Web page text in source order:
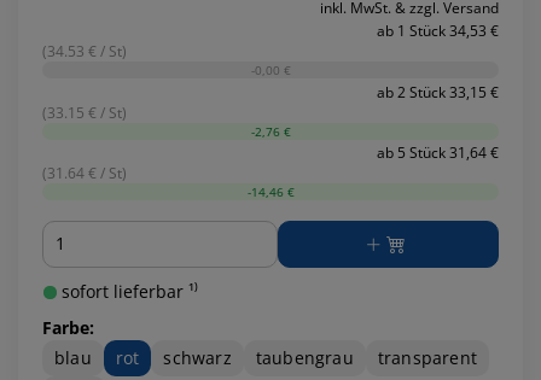
inkl. MwSt. & zzgl. Versand
ab 1 Stück 34,53 €
(34.53 € / St)
-0,00 €
ab 2 Stück 33,15 €
(33.15 € / St)
-2,76 €
ab 5 Stück 31,64 €
(31.64 € / St)
-14,46 €
Menge
sofort lieferbar ¹⁾
Farbe:
blau
rot schwarz taubengrau
transparent